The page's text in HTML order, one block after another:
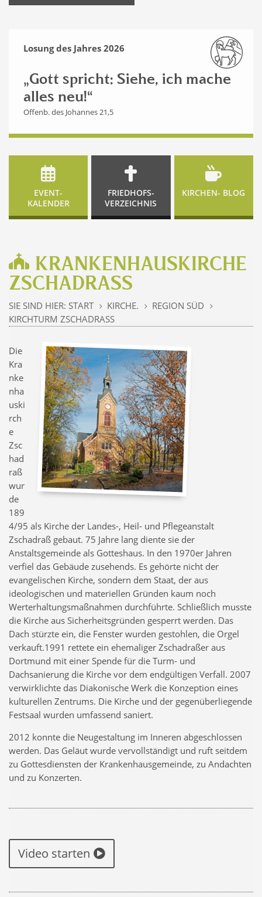
Losung des Jahres 2026
„Gott spricht: Siehe, ich mache
alles neu!“
Offenb. des Johannes 21,5
EVENT-
KALENDER
FRIEDHOFS-
VERZEICHNIS
KIRCHEN- BLOG
KRANKENHAUSKIRCHE
ZSCHADRASS
SIE SIND HIER: START 5 KIRCHE. 5 REGION SÜD 5
KIRCHTURM ZSCHADRASS
Die
Kra
nke
nha
uski
rch
e
Zsc
had
raß
wur
de
189
4/95 als Kirche der Landes-, Heil- und Pflegeanstalt
Zschadraß gebaut. 75 Jahre lang diente sie der
Anstaltsgemeinde als Gotteshaus. In den 1970er Jahren
verfiel das Gebäude zusehends. Es gehörte nicht der
evangelischen Kirche, sondern dem Staat, der aus
ideologischen und materiellen Gründen kaum noch
Werterhaltungsmaßnahmen durchführte. Schließlich musste
die Kirche aus Sicherheitsgründen gesperrt werden. Das
Dach stürzte ein, die Fenster wurden gestohlen, die Orgel
verkauft.1991 rettete ein ehemaliger Zschadraßer aus
Dortmund mit einer Spende für die Turm- und
Dachsanierung die Kirche vor dem endgültigen Verfall. 2007
verwirklichte das Diakonische Werk die Konzeption eines
kulturellen Zentrums. Die Kirche und der gegenüberliegende
Festsaal wurden umfassend saniert.
2012 konnte die Neugestaltung im Inneren abgeschlossen
werden. Das Geläut wurde vervollständigt und ruft seitdem
zu Gottesdiensten der Krankenhausgemeinde, zu Andachten
und zu Konzerten.
Video starten